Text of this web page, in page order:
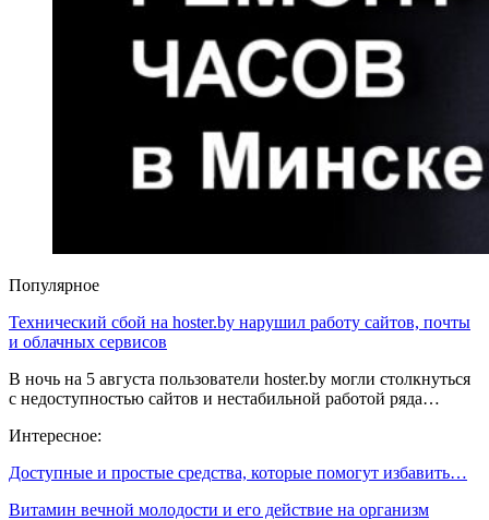
Популярное
Технический сбой на hoster.by нарушил работу сайтов, почты
и облачных сервисов
В ночь на 5 августа пользователи hoster.by могли столкнуться
с недоступностью сайтов и нестабильной работой ряда…
Интересное:
Доступные и простые средства, которые помогут избавить…
Витамин вечной молодости и его действие на организм